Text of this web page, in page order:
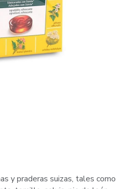
y praderas suizas, tales como